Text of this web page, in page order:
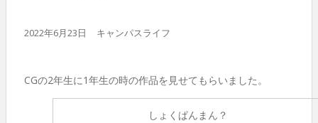
2022年6月23日 キャンパスライフ
CGの2年生に1年生の時の作品を見せてもらいました。
しょくぱんまん？